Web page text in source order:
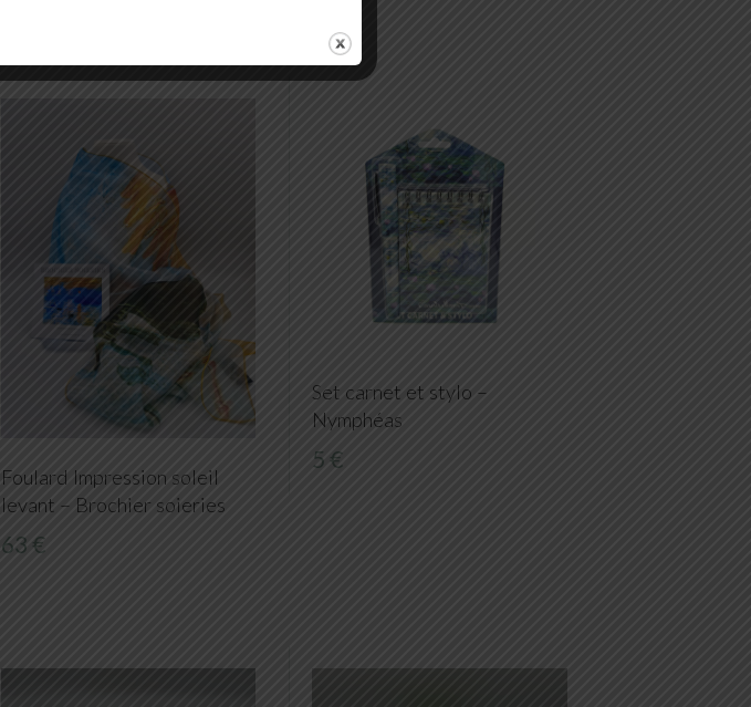
Foulard Impression soleil
levant – Brochier soieries
63 €
Set carnet et stylo –
Nymphéas
5 €